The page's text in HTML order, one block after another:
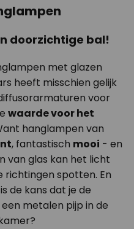
doorzichtige bal!
met glazen
heeft misschien gelijk
voor
waarde voor het
hanglampen van
, fantastisch mooi - en
van glas kan het licht
richtingen spotten. En
de kans dat je de
metalen pijp in de